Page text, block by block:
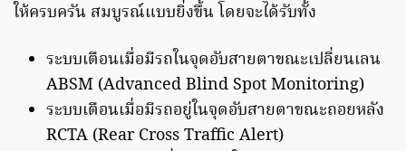
ให้ครบครัน สมบูรณ์แบบยิ่งขึ้น โดยจะได้รับทั้ง
ระบบเตือนเมื่อมีรถในจุดอับสายตาขณะเปลี่ยนเลน
ABSM (Advanced Blind Spot Monitoring)
ระบบเตือนเมื่อมีรถอยู่ในจุดอับสายตาขณะถอยหลัง
RCTA (Rear Cross Traffic Alert)